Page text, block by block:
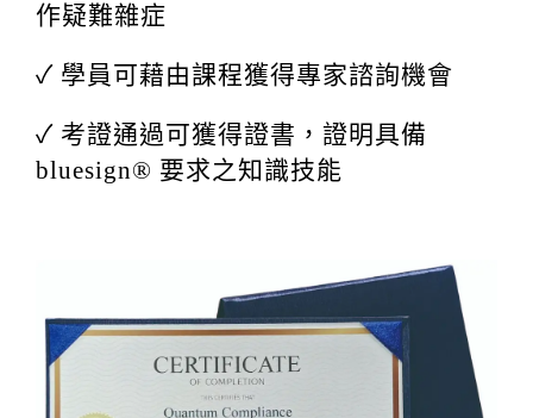
作疑難雜症
✓ 學員可藉由課程獲得專家諮詢機會
✓ 考證通過可獲得證書，證明具備
bluesign® 要求之知識技能